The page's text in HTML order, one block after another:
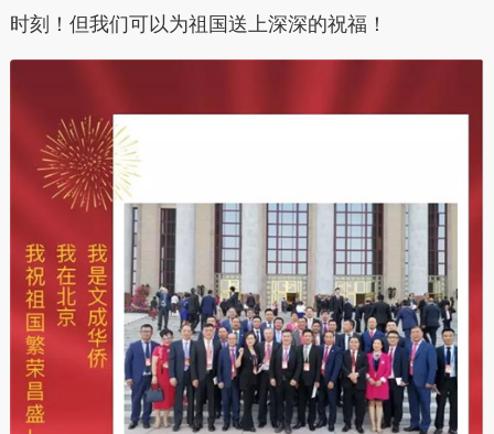
时刻！但我们可以为祖国送上深深的祝福！